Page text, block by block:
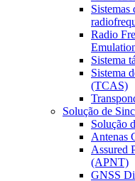
Sistemas
Radio
Sistema
Sistema
(TCAS)
Solução de
Solução
Antenas
Assured
(APNT)
GNSS